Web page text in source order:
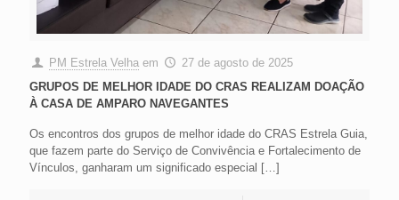
PM Estrela Velha em
27 de agosto de 2025
GRUPOS DE MELHOR IDADE DO CRAS REALIZAM DOAÇÃO
À CASA DE AMPARO NAVEGANTES
Os encontros dos grupos de melhor idade do CRAS Estrela Guia,
que fazem parte do Serviço de Convivência e Fortalecimento de
Vínculos, ganharam um significado especial […]